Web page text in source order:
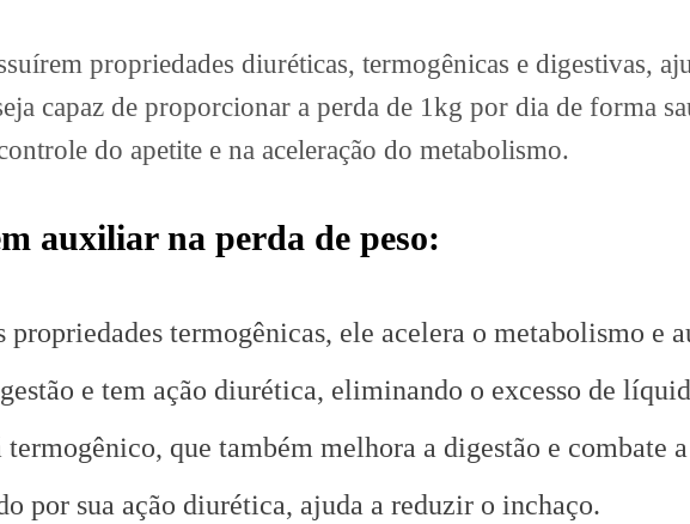
propriedades diuréticas, termogênicas e digestivas,
capaz de proporcionar a perda de 1kg por dia de forma
do apetite e na aceleração do metabolismo.
auxiliar na perda de peso:
propriedades termogênicas, ele acelera o metabolismo e
e tem ação diurética, eliminando o excesso de
termogênico, que também melhora a digestão e combate
por sua ação diurética, ajuda a reduzir o inchaço.